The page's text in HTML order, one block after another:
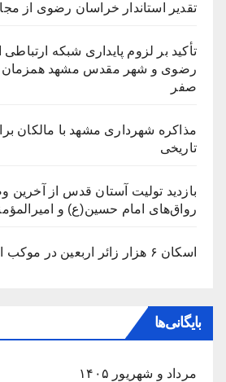
تقدیر استاندار خراسان رضوی از
تأکید بر لزوم پایداری شبکه
رضوی و شهر مقدس مشهد همزمان با
صفر
تاریخی
بازدید تولیت آستان قدس از آخرین
رواق‌های امام حسین(ع) و
اسکان ۶ هزار زائر اربعین در موکب امام رضا(ع)
بایگانی‌ها
مرداد و شهریور ۱۴۰۵